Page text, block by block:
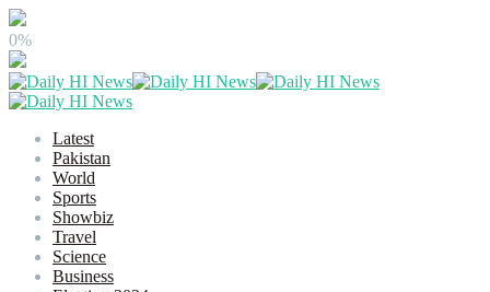
0%
Latest
Pakistan
World
Sports
Showbiz
Travel
Science
Business